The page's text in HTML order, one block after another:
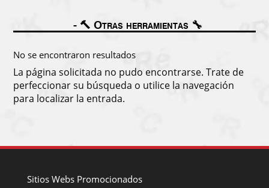
🔨 Otras herramientas 🔧
No se encontraron resultados
La página solicitada no pudo encontrarse. Trate de
perfeccionar su búsqueda o utilice la navegación
para localizar la entrada.
Sitios Webs Promocionados